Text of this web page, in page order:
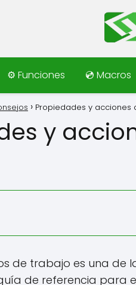
⚙️ Funciones 💿 Macros
Propiedades y acciones
y
de trabajo es una de
de referencia para